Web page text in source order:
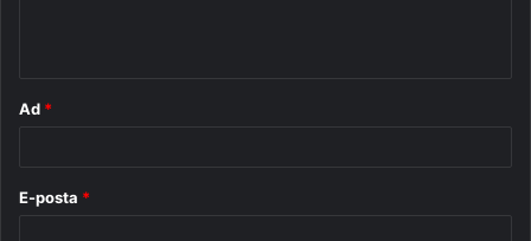
Ad *
E-posta *